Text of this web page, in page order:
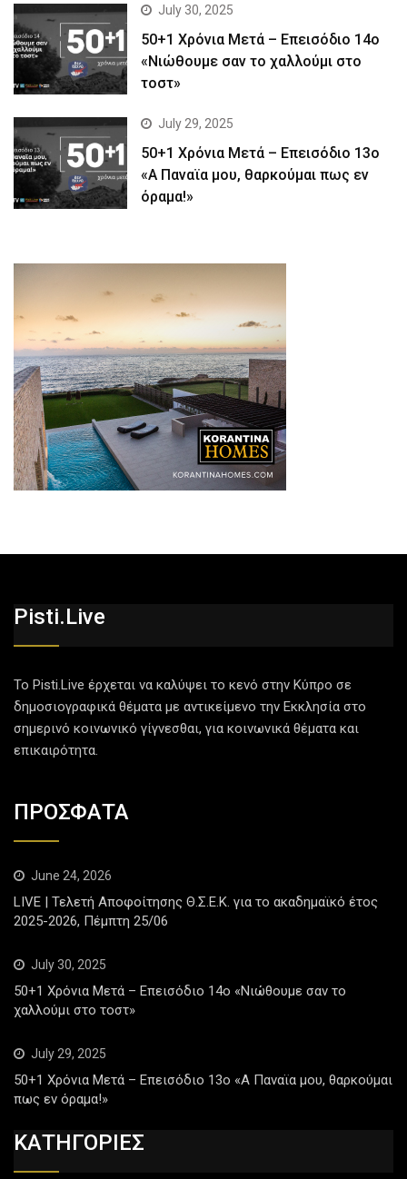
July 30, 2025
50+1 Χρόνια Μετά – Επεισόδιο 14ο
«Νιώθουμε σαν το χαλλούμι στο
τοστ»
July 29, 2025
50+1 Χρόνια Μετά – Επεισόδιο 13ο
«Α Παναϊα μου, θαρκούμαι πως εν
όραμα!»
Pisti.live
Το Pisti.Live έρχεται να καλύψει το κενό στην Κύπρο σε
δημοσιογραφικά θέματα με αντικείμενο την Εκκλησία στο
σημερινό κοινωνικό γίγνεσθαι, για κοινωνικά θέματα και
επικαιρότητα.
ΠΡΟΣΦΑΤΑ
June 24, 2026
LIVE | Τελετή Αποφοίτησης Θ.Σ.Ε.Κ. για το ακαδημαϊκό έτος
2025-2026, Πέμπτη 25/06
July 30, 2025
50+1 Χρόνια Μετά – Επεισόδιο 14ο «Νιώθουμε σαν το
χαλλούμι στο τοστ»
July 29, 2025
50+1 Χρόνια Μετά – Επεισόδιο 13ο «Α Παναϊα μου, θαρκούμαι
πως εν όραμα!»
ΚΑΤΗΓΟΡΙΕΣ